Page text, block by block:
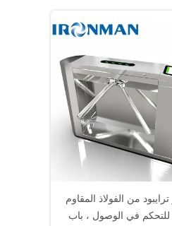
من الفولاذ المقاوم
للتحكم في الوصول ، باب